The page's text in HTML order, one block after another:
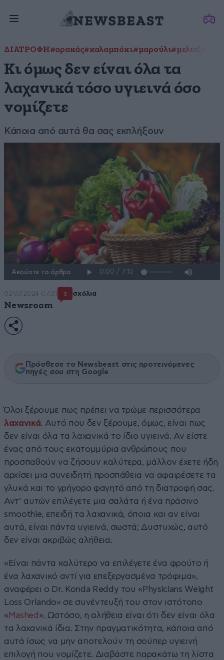
ΔΙΑΤΡΟΦΗ#αρακάς#καλαμπόκι#μαρούλι#μελιτζάνες
Κι όμως δεν είναι όλα τα
λαχανικά τόσο υγιεινά όσο
νομίζετε
Κάποια από αυτά θα σας εκπλήξουν
Ακούστε το άρθρο
02·03·2024 07:31 3 σχόλια
Newsroom
Πρόσθεσε το Newsbeast στις προτεινόμενες
πηγές σου στη Google
Όλοι ξέρουμε πως πρέπει να τρώμε περισσότερα
λαχανικά. Αυτό που δεν ξέρουμε, όμως, είναι πως
δεν είναι όλα τα λαχανικά το ίδιο υγιεινά. Αν είστε
ένας από τους εκατομμύρια ανθρώπους που
προσπαθούν να ζήσουν καλύτερα, μάλλον έχετε ήδη
αρχίσει μια συνειδητή προσπάθεια να αφαιρέσετε τα
γλυκά και το γρήγορο φαγητό από τη διατροφή σας.
Αντ’ αυτών επιλέγετε μια σαλάτα ή ένα πράσινο
smoothie, επειδή τα λαχανικά, όποια και αν είναι
αυτά, είναι πάντα υγιεινά, σωστά; Δυστυχώς, αυτό
δεν είναι ακριβώς αλήθεια.
«Είναι πάντα καλύτερο να επιλέγετε ένα φρούτο ή
ένα λαχανικό αντί για επεξεργασμένα τρόφιμα»,
αναφέρει ο Dr. Konda Reddy του «Physicians Weight
Loss Orlando» σε συνέντευξή του στον ιστότοπο
« Mashed ». Ωστόσο, η αλήθεια είναι ότι δεν είναι όλα
τα λαχανικά ίδια. Στην πραγματικότητα, κάποια από
αυτά ίσως να μην αποτελούν τη σούπερ υγιεινή
επιλογή που νομίζετε. Διαβάστε παρακάτω τη λίστα